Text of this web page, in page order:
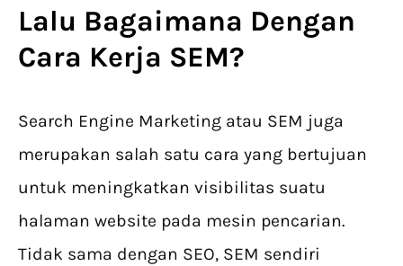
Lalu Bagaimana Dengan
Cara Kerja SEM?
Search Engine Marketing atau SEM juga
merupakan salah satu cara yang bertujuan
untuk meningkatkan visibilitas suatu
halaman website pada mesin pencarian.
Tidak sama dengan SEO, SEM sendiri